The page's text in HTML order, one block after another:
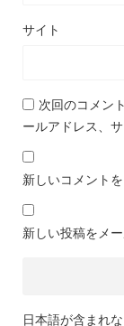
サイト
次回のコメン
ールアドレス、
新しいコメント
新しい投稿をメ
日本語が含まれ